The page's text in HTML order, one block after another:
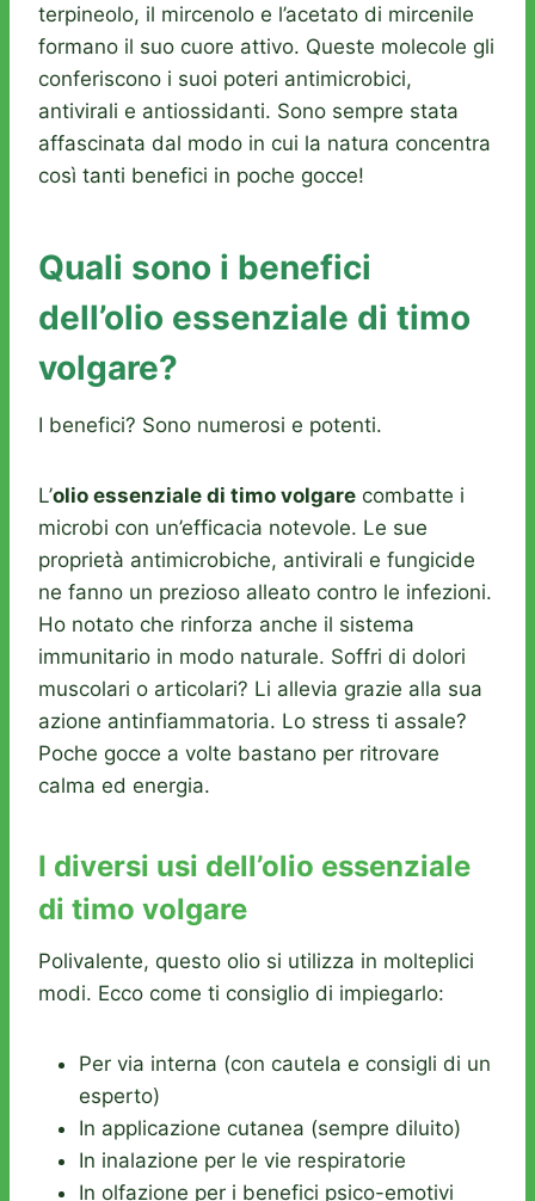
terpineolo, il mircenolo e l’acetato di mircenile
formano il suo cuore attivo. Queste molecole gli
conferiscono i suoi poteri antimicrobici,
antivirali e antiossidanti. Sono sempre stata
affascinata dal modo in cui la natura concentra
così tanti benefici in poche gocce!
Quali sono i benefici
dell’olio essenziale di timo
volgare?
I benefici? Sono numerosi e potenti.
L’olio essenziale di timo volgare combatte i
microbi con un’efficacia notevole. Le sue
proprietà antimicrobiche, antivirali e fungicide
ne fanno un prezioso alleato contro le infezioni.
Ho notato che rinforza anche il sistema
immunitario in modo naturale. Soffri di dolori
muscolari o articolari? Li allevia grazie alla sua
azione antinfiammatoria. Lo stress ti assale?
Poche gocce a volte bastano per ritrovare
calma ed energia.
I diversi usi dell’olio essenziale
di timo volgare
Polivalente, questo olio si utilizza in molteplici
modi. Ecco come ti consiglio di impiegarlo:
Per via interna (con cautela e consigli di un
esperto)
In applicazione cutanea (sempre diluito)
In inalazione per le vie respiratorie
In olfazione per i benefici psico-emotivi